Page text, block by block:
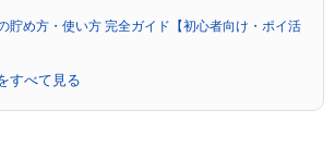
貯め方・使い方 完全ガイド【初心者向け・ポイ活
すべて見る